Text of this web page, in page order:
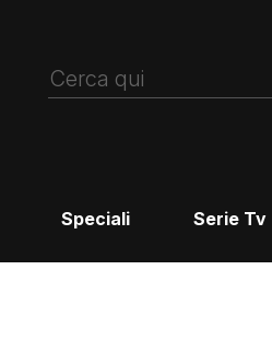
Speciali Serie Tv